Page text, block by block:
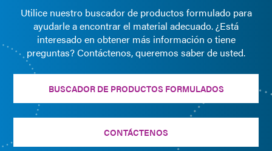
Utilice nuestro buscador de productos formulado para
ayudarle a encontrar el material adecuado. ¿Está
interesado en obtener más información o tiene
preguntas? Contáctenos, queremos saber de usted.
BUSCADOR DE PRODUCTOS FORMULADOS
CONTÁCTENOS